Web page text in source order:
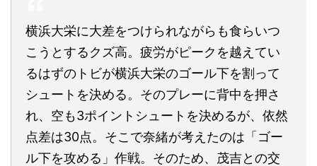
横浜大栄に大差をつけられながらも食らいつ
こうとするクズ高。疲労がピークを越えてい
るはずのトビが横浜大栄のゴール下を割って
シュートを決める。そのプレーに背中を押さ
れ、空も3ポイントシュートを決めるが、依然
点差は30点。そこで奈緒が考えたのは「ゴー
ル下を攻める」作戦。そのため、茂吉との交